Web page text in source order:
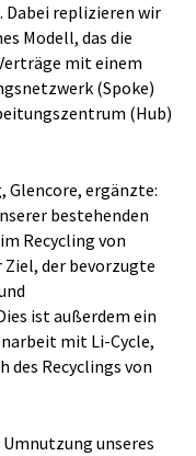
replizieren wir
Modell, das die
mit einem
(Spoke)
(Hub)
Glencore, ergänzte:
bestehenden
Recycling von
der bevorzugte
ist außerdem ein
mit Li-Cycle,
des Recyclings von
unseres